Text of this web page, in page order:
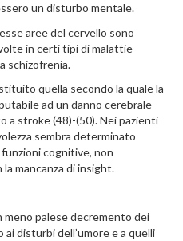
un disturbo mentale.
aree del cervello sono
in certi tipi di malattie
schizofrenia.
quella secondo la quale la
ad un danno cerebrale
a stroke (48)-(50). Nei pazienti
sembra determinato
cognitive, non
mancanza di insight.
meno palese decremento dei
disturbi dell’umore e a quelli